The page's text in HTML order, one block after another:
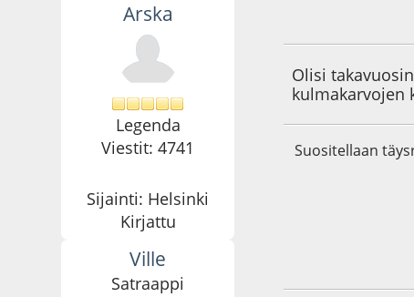
Arska
Legenda
Viestit: 4741
Sijainti: Helsinki
Kirjattu
Olisi
kulmakarvojen
Suositellaan
Ville
Satraappi